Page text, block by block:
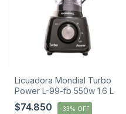
Licuadora Mondial Turbo
Power L-99-fb 550w 1.6 L
$74.850 -33% OFF